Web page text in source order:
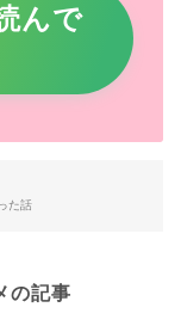
んで
た話
の記事